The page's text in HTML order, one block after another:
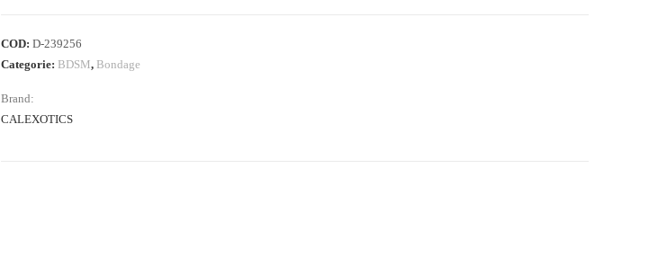
COD: D-239256
Categorie: BDSM, Bondage
Brand:
CALEXOTICS